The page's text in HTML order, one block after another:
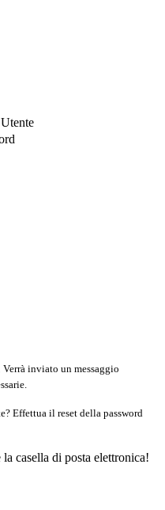
Verrà inviato un messaggio
Effettua il reset della password
casella di posta elettronica!